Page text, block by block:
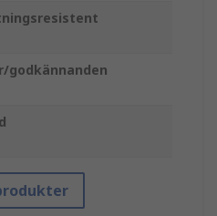
godkännanden